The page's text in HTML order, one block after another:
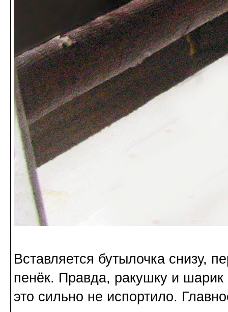
Вставляется бутылочка снизу,
пенёк. Правда, ракушку и
это сильно не испортило.